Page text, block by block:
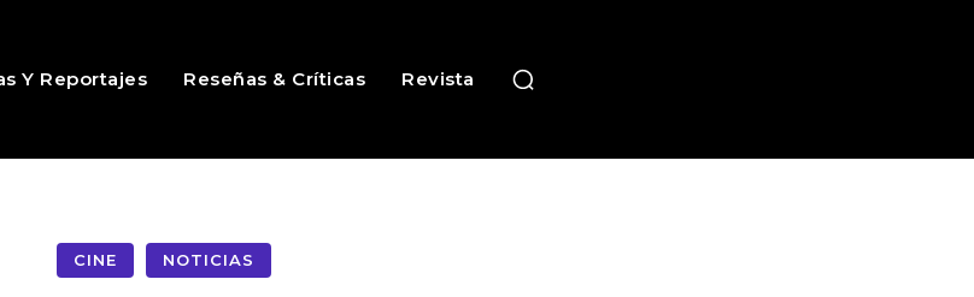
Y Reportajes Reseñas & Críticas Revista
CINE NOTICIAS